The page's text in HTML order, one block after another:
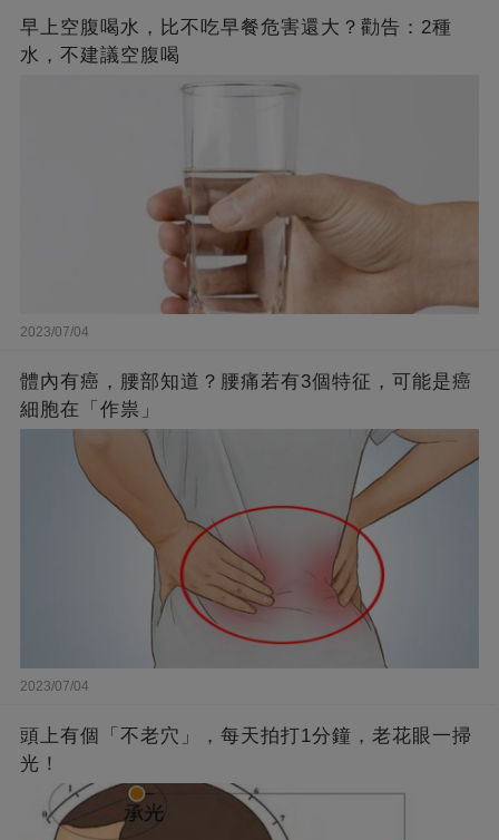
早上空腹喝水，比不吃早餐危害還大？勸告：2種
水，不建議空腹喝
2023/07/04
體內有癌，腰部知道？腰痛若有3個特征，可能是癌
細胞在「作祟」
2023/07/04
頭上有個「不老穴」，每天拍打1分鐘，老花眼一掃
光！